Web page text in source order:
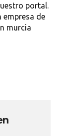
portal.
de
murcia